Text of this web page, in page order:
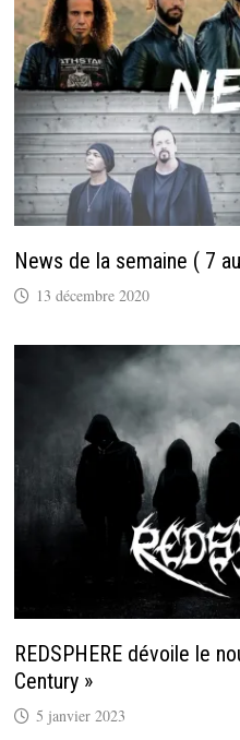
News de la semaine ( 7
13 décembre 2020
REDSPHERE dévoile le
Century »
5 janvier 2023